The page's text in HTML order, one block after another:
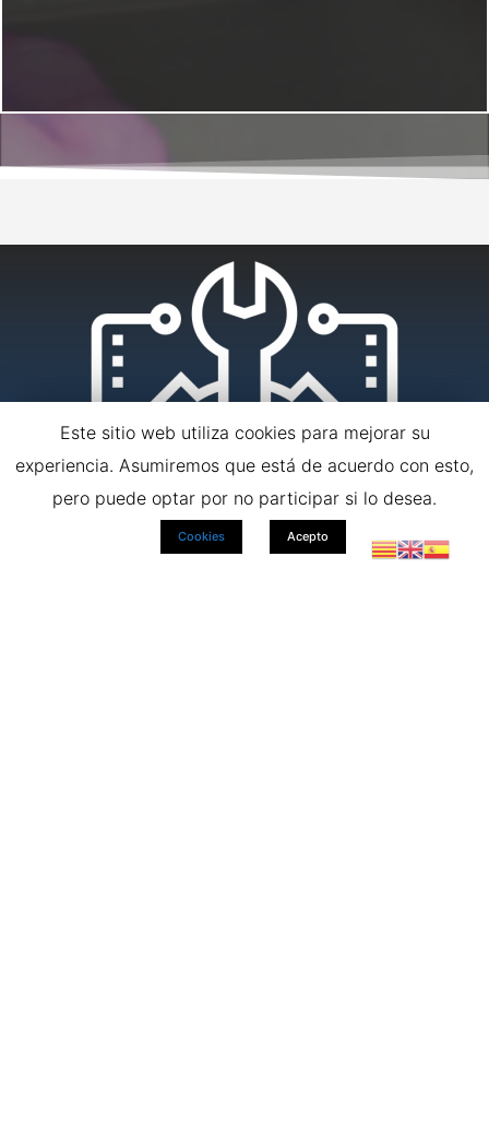
Este sitio web utiliza cookies para mejorar su
experiencia. Asumiremos que está de acuerdo con esto,
pero puede optar por no participar si lo desea.
Cookies Acepto